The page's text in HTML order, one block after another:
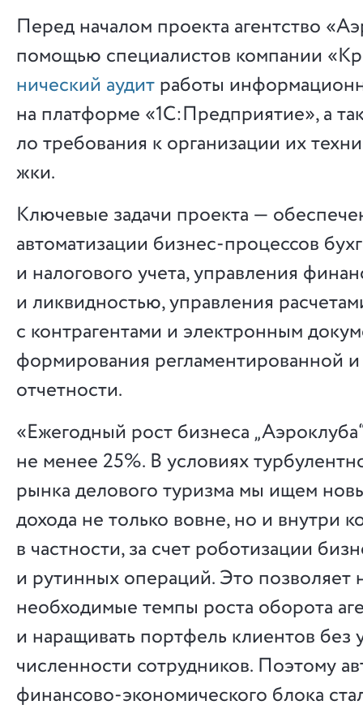
Перед началом проекта агентство
помощью специалистов компании
ни­че­с­кий ау­дитра­бо­ты
на плат­фор­ме «1С:Предприятие», а
ло тре­бо­ва­ния к ор­га­ни­за­ции их
жки.
Ключевые задачи проекта —
автоматизации бизнес-процессов
и налогового учета, управления
и ликвидностью, управления
с контрагентами и электронным
формирования регламентированной
отчетности.
«Ежегодный рост бизнеса
не менее 25%. В условиях
рынка делового туризма мы ищем
дохода не только вовне, но и внутри
в частности, за счет роботизации
и рутинных операций. Это позволяет
необходимые темпы роста оборота
и наращивать портфель клиентов без
численности сотрудников. Поэтому
финансово-экономического блока